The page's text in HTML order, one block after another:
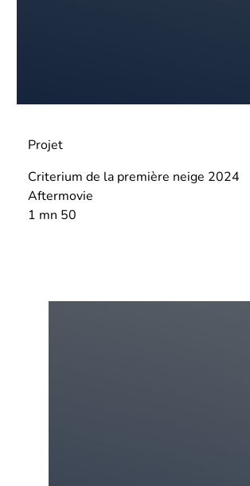
Projet
Criterium de la première neige 2024
Aftermovie
1 mn 50